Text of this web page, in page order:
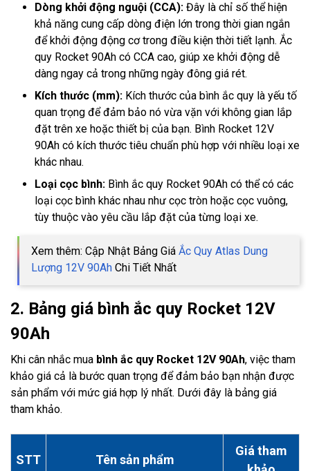
Dòng khởi động nguội (CCA): Đây là chỉ số thể hiện
khả năng cung cấp dòng điện lớn trong thời gian ngắn
để khởi động động cơ trong điều kiện thời tiết lạnh. Ắc
quy Rocket 90Ah có CCA cao, giúp xe khởi động dễ
dàng ngay cả trong những ngày đông giá rét.
Kích thước (mm): Kích thước của bình ắc quy là yếu tố
quan trọng để đảm bảo nó vừa vặn với không gian lắp
đặt trên xe hoặc thiết bị của bạn. Bình Rocket 12V
90Ah có kích thước tiêu chuẩn phù hợp với nhiều loại xe
khác nhau.
Loại cọc bình: Bình ắc quy Rocket 90Ah có thể có các
loại cọc bình khác nhau như cọc tròn hoặc cọc vuông,
tùy thuộc vào yêu cầu lắp đặt của từng loại xe.
Xem thêm: Cập Nhật Bảng Giá Ắc Quy Atlas Dung
Lượng 12V 90Ah Chi Tiết Nhất
2. Bảng giá bình ắc quy Rocket 12V
90Ah
Khi cân nhắc mua bình ắc quy Rocket 12V 90Ah, việc tham
khảo giá cả là bước quan trọng để đảm bảo bạn nhận được
sản phẩm với mức giá hợp lý nhất. Dưới đây là bảng giá
tham khảo.
STT Tên sản phẩm
Giá tham